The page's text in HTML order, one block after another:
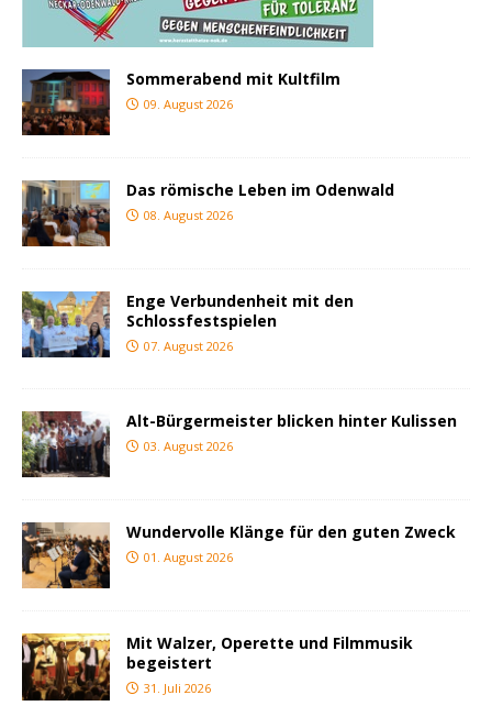
Sommerabend mit Kultfilm
09. August 2026
Das römische Leben im Odenwald
08. August 2026
Enge Verbundenheit mit den
Schlossfestspielen
07. August 2026
Alt-Bürgermeister blicken hinter Kulissen
03. August 2026
Wundervolle Klänge für den guten Zweck
01. August 2026
Mit Walzer, Operette und Filmmusik
begeistert
31. Juli 2026